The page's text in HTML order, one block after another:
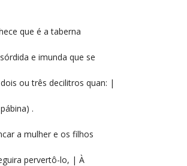
que é a taberna
e imunda que se
ou três decilitros quan: |
.
a mulher e os filhos
pervertô-lo, | À